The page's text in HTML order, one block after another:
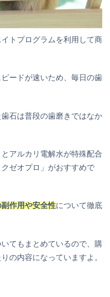
トプログラムを利用して商
ードが速いため、毎日の歯
石は普段の歯磨きではなか
アルカリ電解水が特殊配合
ゼオプロ」がおすすめで
作用や安全性について徹底
てもまとめているので、購
の内容になっていますよ。